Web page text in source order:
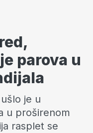
parova u
je u
u proširenom
rasplet se